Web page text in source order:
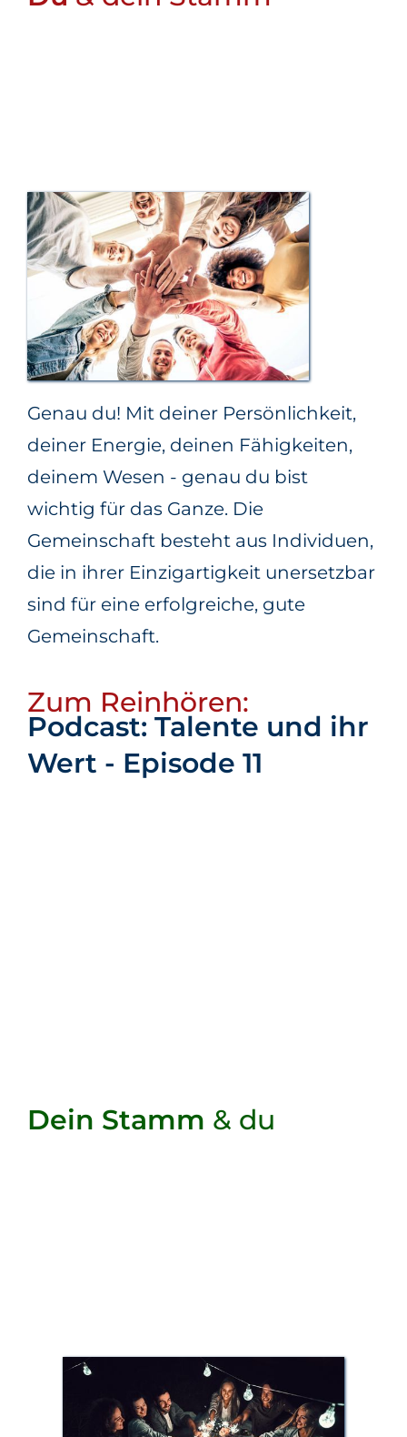
Genau du! Mit deiner Persönlichkeit,
deiner Energie, deinen Fähigkeiten,
deinem Wesen - genau du bist
wichtig für das Ganze. Die
Gemeinschaft besteht aus Individuen,
die in ihrer Einzigartigkeit unersetzbar
sind für eine erfolgreiche, gute
Gemeinschaft.
Zum Reinhören:
Podcast: Talente und ihr
Wert - Episode 11
Dein Stamm & du